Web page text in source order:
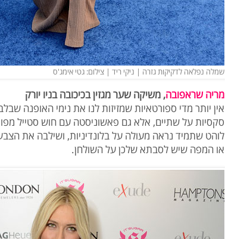
שמלה נפלאה לדקיקות גזרה | ניקי ריד | צילום: גטי אימג'ס
מריה שראפובה, משיקה שער מגזין בכיכובה בניו יורק
אין יותר מדי ספורטאיות שמזיזות לנו את נימי האופנה
סקסיות על שתיים, אלא גם פאשוניסטה עם חוש סטייל
לוהט שתמיד נראה מעולה על בלונדיניות, ושילבה את
או המפה שיש לסבתא שלכן על השולחן.